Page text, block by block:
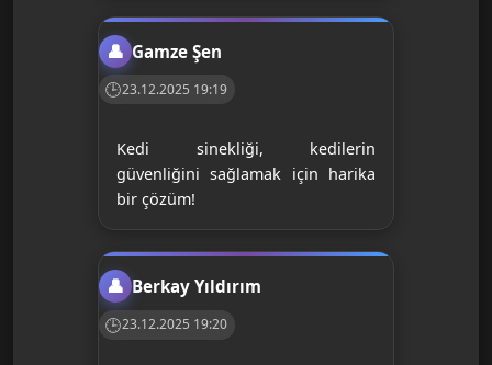
Gamze Şen
23.12.2025 19:19
Kedi sinekliği, kedilerin
güvenliğini sağlamak için harika
bir çözüm!
Berkay Yıldırım
23.12.2025 19:20